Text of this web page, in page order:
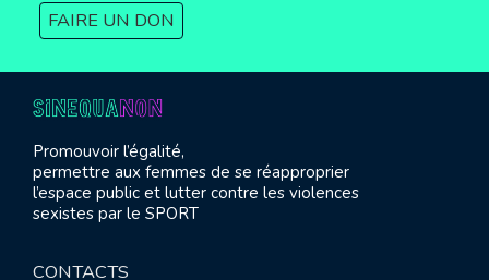
FAIRE UN DON
Promouvoir l’égalité,
permettre aux femmes de se réapproprier
l’espace public et lutter contre les violences
sexistes par le SPORT
CONTACTS